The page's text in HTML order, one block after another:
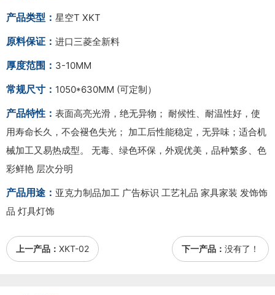
产品类型： 星空T XKT
原料保证： 进口三菱全新料
厚度范围： 3-10MM
常规尺寸： 1050*630MM (可定制）
产品特性： 表面高亮光滑，绝无异物； 耐候性、耐温性好，使
用寿命长久，不会褪色失光； 加工后性能稳定，无异味；适合机
械加工又易热成型。 无毒、绿色环保，外观优美，品种繁多、色
彩鲜艳 层次分明
产品用途： 亚克力制品加工 广告标识 工艺礼品 家具家装 发饰饰
品 灯具灯饰
上一产品： XKT-02 下一产品： 没有了！